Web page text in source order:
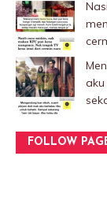
aku
FOLLOW